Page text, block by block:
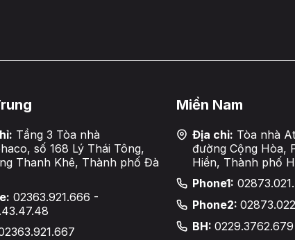
Tầng 3 Tòa nhà
số 168 Lý Thái Tông,
Thanh Khê, Thành phố Đà
02363.921.666 -
Miền Nam
Địa chỉ: Tòa nhà
đường Cộng Hòa,
Hiền, Thành phố
Phone1:
Phone2:
BH: 0229.3762.679